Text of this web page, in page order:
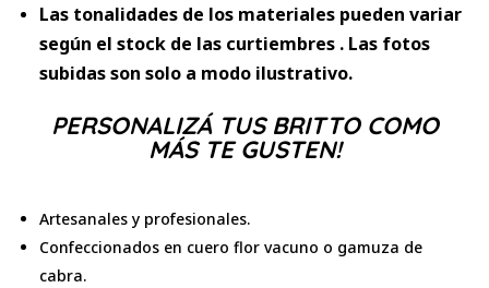
Las tonalidades de los materiales pueden variar
según el stock de las curtiembres . Las fotos
subidas son solo a modo ilustrativo.
PERSONALIZÁ TUS BRITTO COMO
MÁS TE GUSTEN!
Artesanales y profesionales.
Confeccionados en cuero flor vacuno o gamuza de
cabra.